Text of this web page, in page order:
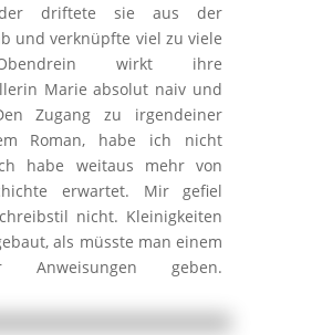
driftete sie aus der
und verknüpfte viel zu viele
wirkt ihre
Marie absolut naiv und
Zugang zu irgendeiner
Roman, habe ich nicht
habe weitaus mehr von
erwartet. Mir gefiel
nicht. Kleinigkeiten
als müsste man einem
Anweisungen geben.